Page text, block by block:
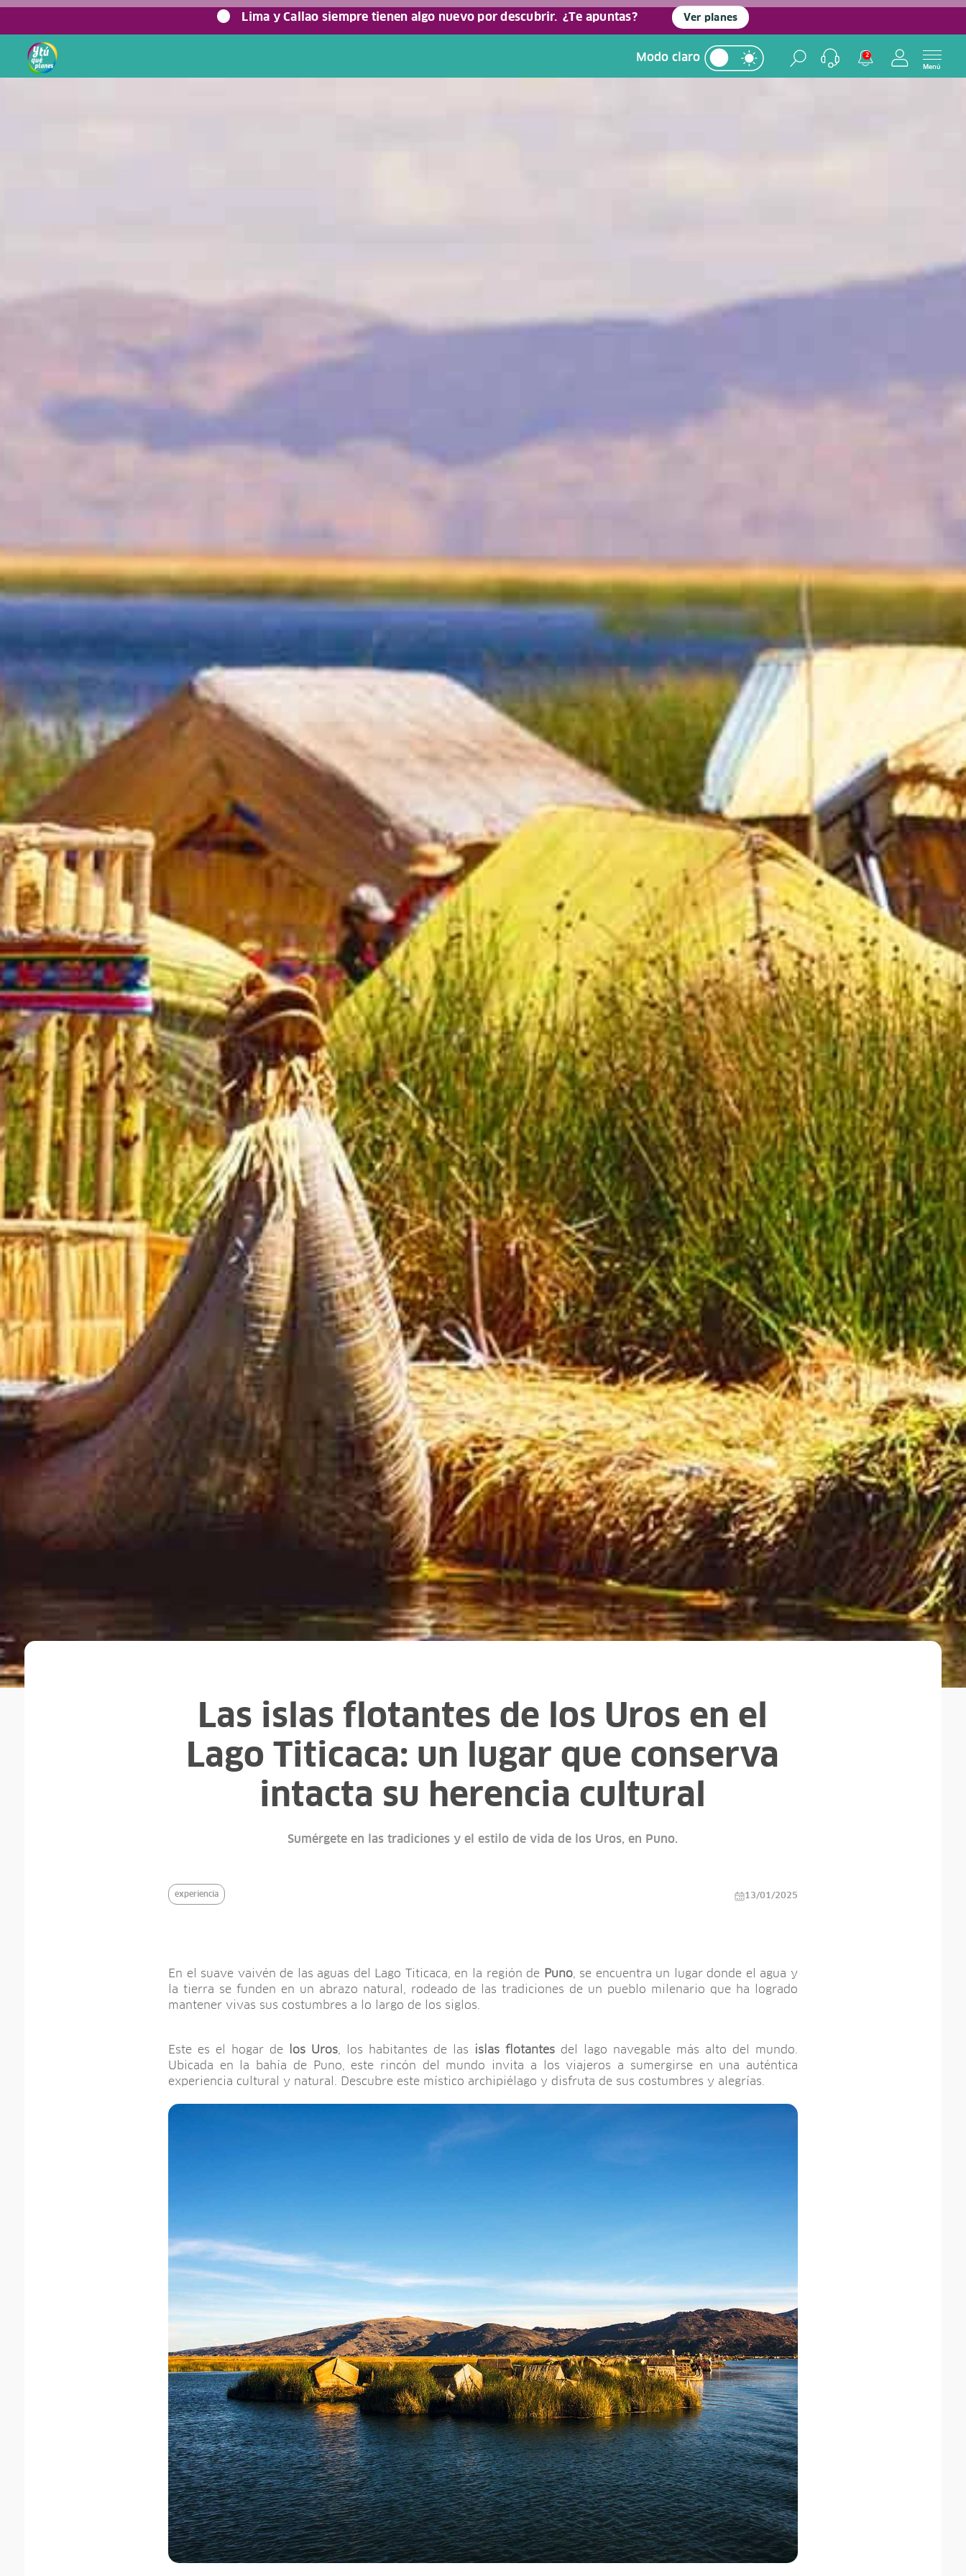
Lima y Callao siempre tienen algo nuevo por descubrir. ¿Te apuntas? Ver planes
Modo claro 2
Menú
Home/Blog viajero
Las islas flotantes de los Uros en el
Lago Titicaca: un lugar que conserva
intacta su herencia cultural
Sumérgete en las tradiciones y el estilo de vida de los Uros, en Puno.
experiencia 13/01/2025
En el suave vaivén de las aguas del Lago Titicaca, en la región de Puno, se encuentra un lugar donde el agua y
la tierra se funden en un abrazo natural, rodeado de las tradiciones de un pueblo milenario que ha logrado
mantener vivas sus costumbres a lo largo de los siglos.
Este es el hogar delos Uros, los habitantes de las islas flotantes del lago navegable más alto del mundo.
Ubicada en la bahía de Puno, este rincón del mundo invita a los viajeros a sumergirse en una auténtica
experiencia cultural y natural. Descubre este místico archipiélago y disfruta de sus costumbres y alegrías.